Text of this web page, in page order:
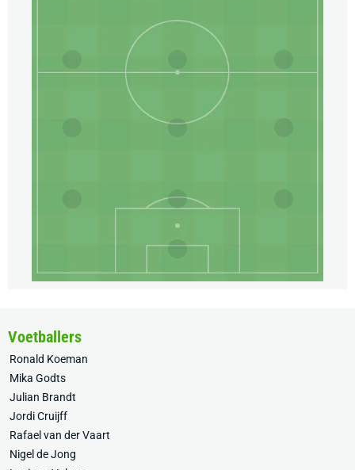
Voetballers
Ronald Koeman
Mika Godts
Julian Brandt
Jordi Cruijff
Rafael van der Vaart
Nigel de Jong